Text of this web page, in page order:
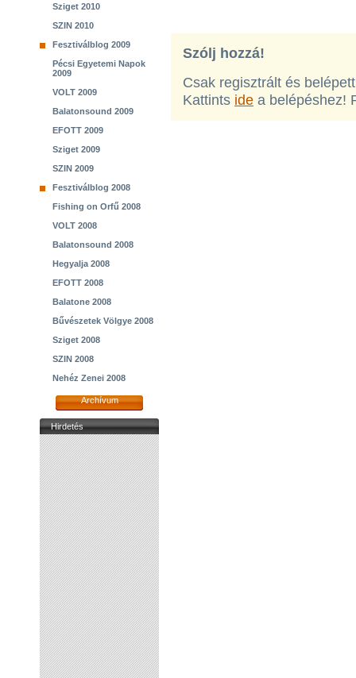
Sziget 2010
SZIN 2010
Fesztiválblog 2009
Pécsi Egyetemi Napok
2009
VOLT 2009
Balatonsound 2009
EFOTT 2009
Sziget 2009
SZIN 2009
Fesztiválblog 2008
Fishing on Orfű 2008
VOLT 2008
Balatonsound 2008
Hegyalja 2008
EFOTT 2008
Balatone 2008
Bűvészetek Völgye 2008
Sziget 2008
SZIN 2008
Nehéz Zenei 2008
Archívum
Hirdetés
Szólj hozzá!
Csak regisztrált és
Kattints ide a belépéshez!